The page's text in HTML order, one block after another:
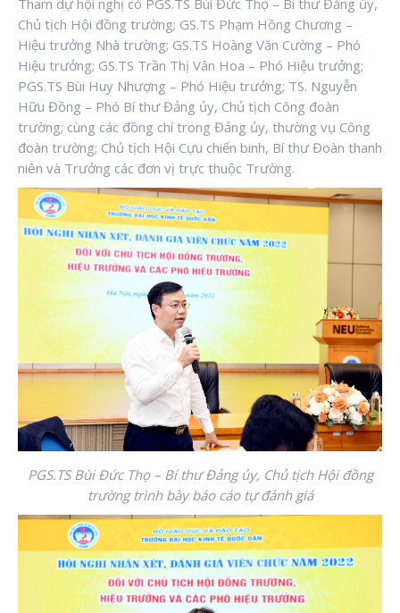
Chủ tịch Hội đồng trường; GS.TS Phạm Hồng Chương –
Hiệu trưởng Nhà trường; GS.TS Hoàng Văn Cường – Phó
Hiệu trưởng; GS.TS Trần Thị Vân Hoa – Phó Hiệu trưởng;
PGS.TS Bùi Huy Nhượng – Phó Hiệu trưởng; TS. Nguyễn
Hữu Đồng – Phó Bí thư Đảng ủy, Chủ tịch Công đoàn
trường; cùng các đồng chí trong Đảng ủy, thường vụ Công
đoàn trường; Chủ tịch Hội Cựu chiến binh, Bí thư Đoàn thanh
niên và Trưởng các đơn vị trực thuộc Trường.
PGS.TS Bùi Đức Thọ – Bí thư Đảng ủy, Chủ tịch Hội đồng
trường trình bày báo cáo tự đánh giá